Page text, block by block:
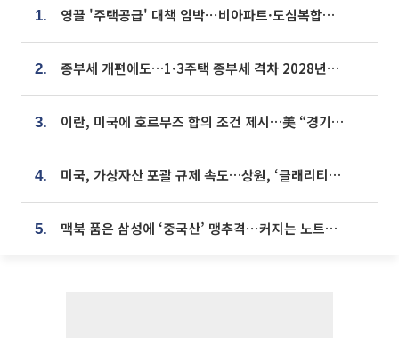
1. 영끌 '주택공급' 대책 임박⋯비아파트·도심복합까지 총동원
2. 종부세 개편에도…1·3주택 종부세 격차 2028년부터 확대
3. 이란, 미국에 호르무즈 합의 조건 제시…美 “경기 아직 안 끝나” [종합]
4. 미국, 가상자산 포괄 규제 속도…상원, ‘클래리티법’ 9월 절차투표 추진
5. 맥북 품은 삼성에 ‘중국산’ 맹추격⋯커지는 노트북 OLED 시장